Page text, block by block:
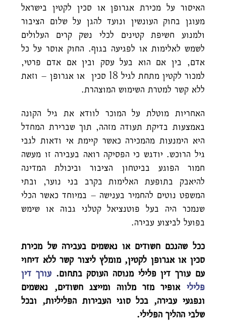
האיסור על מכירת אגרופן או סכין לקטין בישראל
מעוגן בחוק העונשין ונועד להגן על שלום הציבור
ולמנוע חשיפת קטינים לכלי נשק קרים העלולים
לשמש לאלימות או לפגיעה בגוף. החוק אוסר על כל
אדם, בין אם הוא בעל עסק ובין אם אדם פרטי,
למכור לקטין מתחת לגיל 18 סכין או אגרופן – וזאת
ללא קשר למטרת השימוש המוצהרת.
האחריות מוטלת על המוכר לוודא את גיל הקונה
באמצעות בדיקת תעודה מזהה, תוך שברירת המחדל
היא הימנעות מהמכירה כאשר קיימת אי ודאות לגבי
גיל הרוכש. יודגש כי הפסיקה רואה בעבירה זו מעשה
חמור הפוגע בביטחון הציבור וביכולת המדינה
להיאבק בתופעת האלימות בקרב בני נוער, ובתי
המשפט נוטים להחמיר בענישה – במיוחד כאשר הכלי
שנמכר היה בעל פוטנציאל קטלני גבוה או שימש
בפועל לביצוע עבירה.
ככל שהנכם חשודים או נאשמים בעבירה של מכירת
סכין או אגרופן לקטין, מומלץ ליצור קשר ללא דיחוי
עם עורך דין פלילי מנוסה העוסק בתחום. עורך דין
פלילי אופיר מזר מלווה ומייצג חשודים, נאשמים
ונפגעי עבירה, בכל סוגי העבירות הפליליות, ובכל
שלבי ההליך הפלילי.